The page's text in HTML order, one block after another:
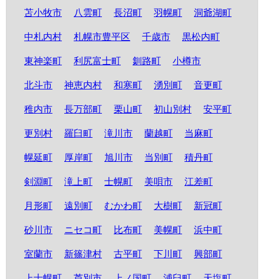
苫小牧市 八雲町 長沼町 羽幌町 洞爺湖町
中札内村 札幌市豊平区 千歳市 黒松内町
東神楽町 利尻富士町 釧路町 小樽市
北斗市 神恵内村 和寒町 湧別町 音更町
稚内市 長万部町 栗山町 初山別村 安平町
更別村 羅臼町 滝川市 蘭越町 当麻町
幌延町 厚岸町 旭川市 当別町 積丹町
剣淵町 滝上町 士幌町 美唄市 江差町
月形町 遠別町 むかわ町 大樹町 新冠町
砂川市 ニセコ町 比布町 美幌町 浜中町
室蘭市 新篠津村 古平町 下川町 興部町